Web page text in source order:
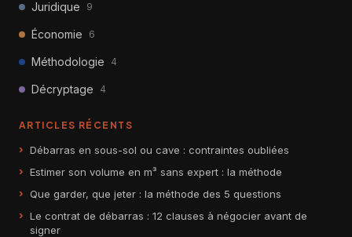
Juridique 9
Économie 6
Méthodologie 4
Décryptage 4
ARTICLES RÉCENTS
Débarras en sous-sol ou cave : contraintes oubliées
Estimer son volume en m³ sans expert : la méthode
Que garder, que jeter : la méthode des 5 questions
Le contrat de débarras : 12 clauses à négocier avant de
signer